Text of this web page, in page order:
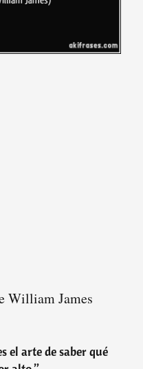
William James
el arte de saber qué